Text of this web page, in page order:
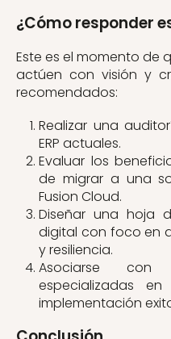
¿Cómo responder
Este es el momento de
actúen con visión y
recomendados:
Realizar una
ERP actuales.
Evaluar los
de migrar a una
Fusion Cloud.
Diseñar una hoja
digital con foco en
y resiliencia.
Asociarse con
especializadas
implementación